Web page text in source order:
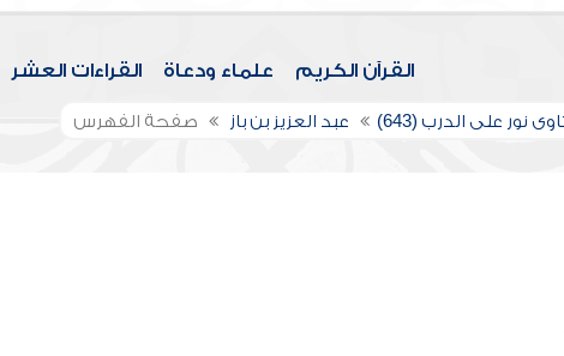
القرآن الكريم علماء ودعاة القراءات العشر
نور على الدرب (643) عبد العزيز بن باز صفحة الفهرس